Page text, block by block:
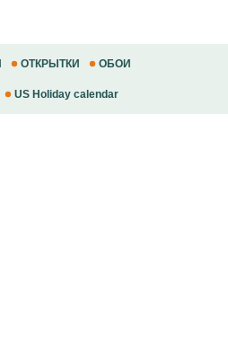
ОТКРЫТКИ ОБОИ
US Holiday calendar